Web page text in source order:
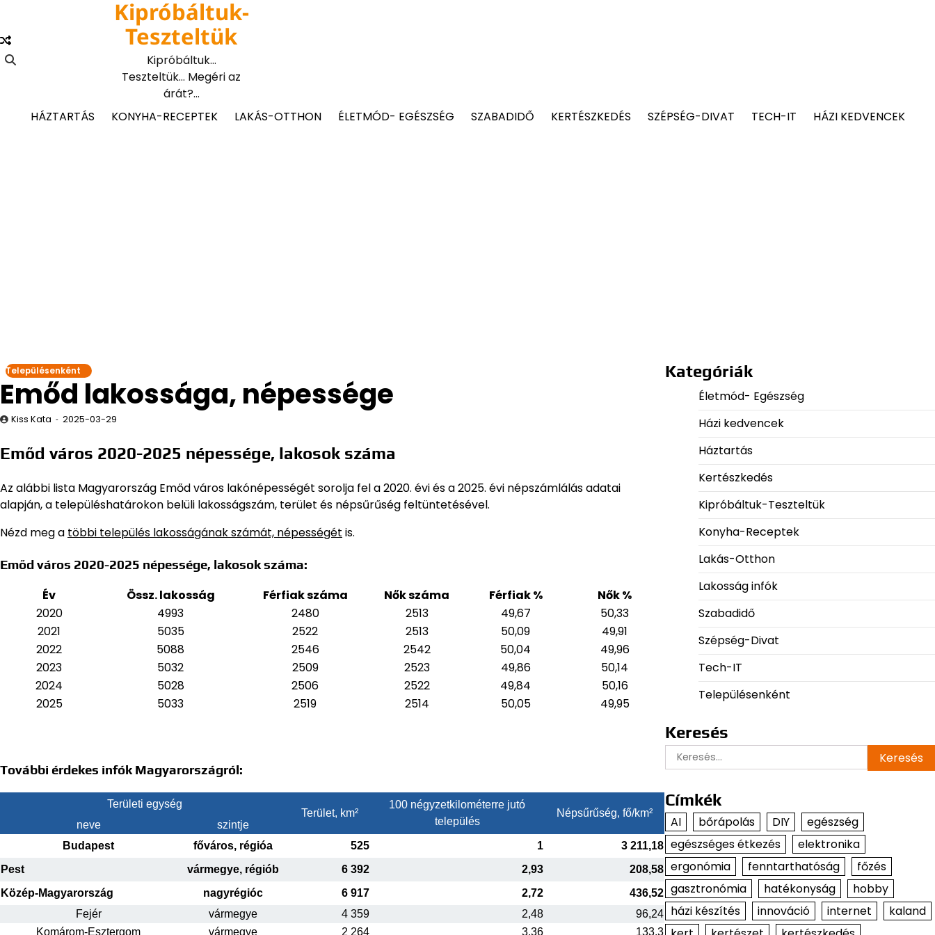
content
Kipróbáltuk-
Teszteltük
Kipróbáltuk…
Teszteltük… Megéri az
árát?…
HÁZTARTÁS
KONYHA-RECEPTEK LAKÁS-OTTHON ÉLETMÓD- EGÉSZSÉG SZABADIDŐ KERTÉSZKEDÉS SZÉPSÉG-DIVAT TECH-IT HÁZI KEDVENCEK
Településenként
Emőd lakossága, népessége
Kiss Kata 2025-03-29
Emőd város 2020-2025 népessége, lakosok száma
Az alábbi lista Magyarország Emőd város lakónépességét sorolja fel a 2020. évi és a 2025. évi népszámlálás adatai
alapján,a településhatárokon belüli lakosságszám, terület és népsűrűség feltüntetésével.
Nézd meg a többi település lakosságának számát, népességét is.
Emőd város 2020-2025 népessége, lakosok száma:
Év Össz. lakosság Férfiak száma Nők száma Férfiak %
Nők %
2020
4993 2480 2513 49,67
50,33
2021
5035 2522 2513 50,09
49,91
2022
5088 2546 2542 50,04
49,96
2023
5032 2509 2523 49,86
50,14
2024
5028 2506 2522 49,84
50,16
2025
5033 2519 2514 50,05 49,95
További érdekes infók Magyarországról:
Területi egység
Terület, km²
100 négyzetkilométerre jutó
település
Népsűrűség, fő/km²
neve
szintje
Budapest
főváros, régióa 525 1
3 211,18
Pest
vármegye, régiób 6 392 2,93
208,58
Közép-Magyarország
nagyrégióc 6 917 2,72
436,52
Fejér
vármegye 4 359 2,48
96,24
Komárom-Esztergom
vármegye 2 264 3,36 133,3
Kategóriák
Életmód- Egészség
Házi kedvencek
Háztartás
Kertészkedés
Kipróbáltuk-Teszteltük
Konyha-Receptek
Lakás-Otthon
Lakosság infók
Szabadidő
Szépség-Divat
Tech-IT
Településenként
Keresés
Keresés:
Címkék
AI bőrápolás DIY
egészség
egészséges étkezés
elektronika
ergonómia
fenntarthatóság
főzés
gasztronómia
hatékonyság
hobby
házi készítés
innováció internet
kaland